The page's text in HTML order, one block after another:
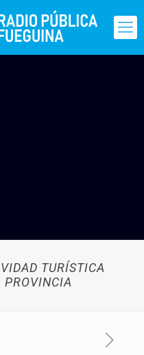
TURÍSTICA
PROVINCIA